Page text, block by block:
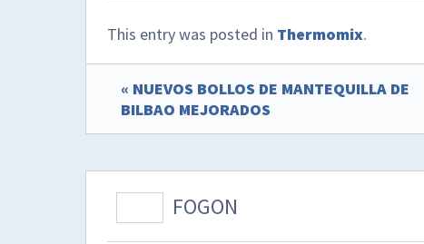
This entry was posted in Thermomix.
« NUEVOS BOLLOS DE MANTEQUILLA DE
BILBAO MEJORADOS
FOGON